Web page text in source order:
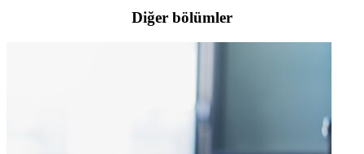
Diğer bölümler